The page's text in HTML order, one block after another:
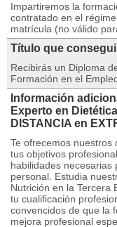
Impartiremos la
contratado en el
matrícula (no válido
Título que
Recibirás un Diploma
Formación en el
Información
Experto en
DISTANCIA en
Te ofrecemos nuestros
tus objetivos
habilidades
personal. Estudia
Nutrición en la Tercera
tu cualificación
convencidos de que la
mejora profesional